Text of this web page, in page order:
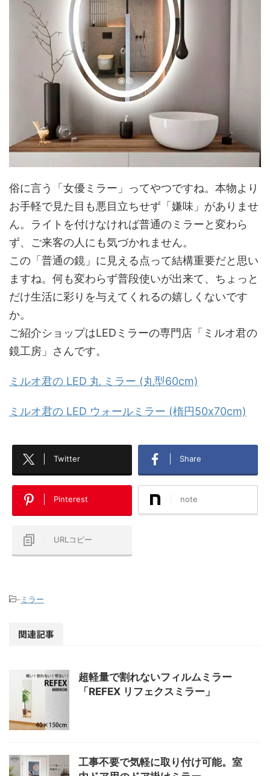
俗に言う「女優ミラー」ってやつですね。本物より
お手軽で見た目も悪目立ちせず「嫌味」がありませ
ん。ライトを付けなければ普通のミラーと変わら
ず、ご来客の人にも気づかれません。
この「普通の鏡」に見える点って結構重要だと思い
ますね。何も変わらず普段使いが出来て、ちょっと
だけ生活に彩りを与えてくれるの嬉しくないです
か。
ご紹介ショップはLEDミラーの専門店「ミルオ君の
鏡工房」さんです。
ミルオ君の LED 丸 ミラー (丸型60cm)
ミルオ君の LED ウォールミラー (楕円50x70cm)
Twitter Share
Pinterest note
URLコピー
- ミラー
関連記事
超軽量で割れないフィルムミラー
「REFEX リフェクスミラー」
工事不要で気軽に取り付け可能。室